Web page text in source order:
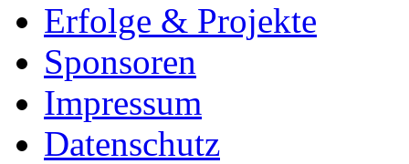
Erfolge & Projekte
Sponsoren
Impressum
Datenschutz